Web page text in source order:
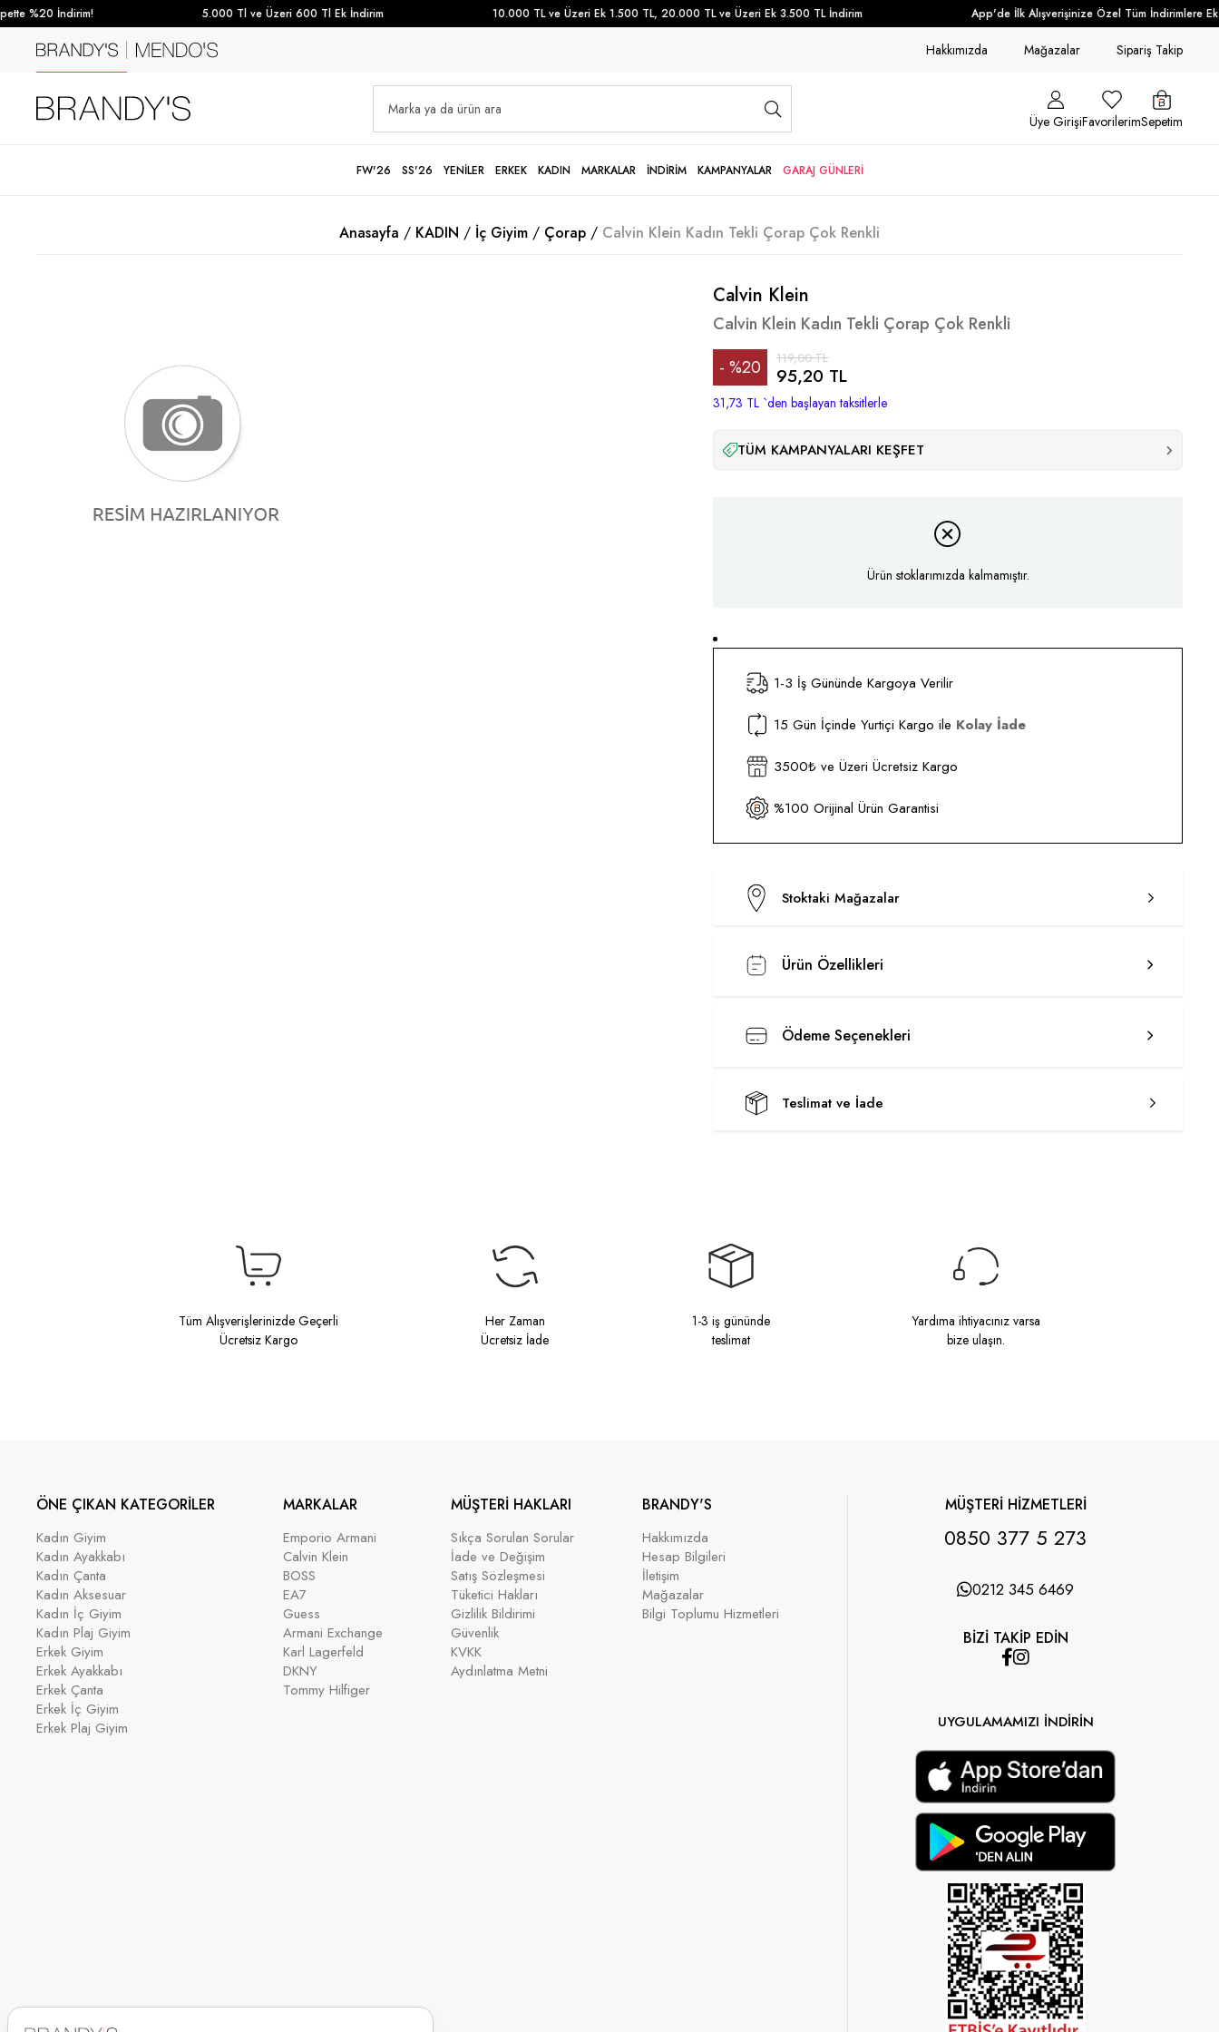
%20 İndirim! 5.000 Tl ve Üzeri 600 Tl Ek İndirim 10.000 TL ve Üzeri Ek 1.500 TL, 20.000 TL ve Üzeri Ek 3.500 TL İndirim App'de İlk Alışverişinize Özel Tüm İndirimlere Ek
Hakkımızda Mağazalar Sipariş Takip
Üye GirişiFavorilerimSepetim
FW'26 SS'26 YENİLER ERKEK KADIN MARKALAR İNDİRİM KAMPANYALAR GARAJ GÜNLERİ
Anasayfa KADIN İç Giyim Çorap Calvin Klein Kadın Tekli Çorap Çok Renkli
Calvin Klein
Calvin Klein Kadın Tekli Çorap Çok Renkli
%20
İndirim
119,00 TL
95,20 TL
31,73 TL `den başlayan taksitlerle
TÜM KAMPANYALARI KEŞFET
Ürün stoklarımızda kalmamıştır.
1-3 İş Gününde Kargoya Verilir
15 Gün İçinde Yurtiçi Kargo ile Kolay İade
3500₺ ve Üzeri Ücretsiz Kargo
%100 Orijinal Ürün Garantisi
Stoktaki Mağazalar
Ürün Özellikleri
Ödeme Seçenekleri
Teslimat ve İade
Tüm Alışverişlerinizde Geçerli
Ücretsiz Kargo
Her Zaman
Ücretsiz İade
1-3 iş gününde
teslimat
Yardıma ihtiyacınız varsa
bize ulaşın.
ÖNE ÇIKAN KATEGORİLER
Kadın Giyim
Kadın Ayakkabı
Kadın Çanta
Kadın Aksesuar
Kadın İç Giyim
Kadın Plaj Giyim
Erkek Giyim
Erkek Ayakkabı
Erkek Çanta
Erkek İç Giyim
Erkek Plaj Giyim
MARKALAR
Emporio Armani
Calvin Klein
BOSS
EA7
Guess
Armani Exchange
Karl Lagerfeld
DKNY
Tommy Hilfiger
MÜŞTERİ HAKLARI
Sıkça Sorulan Sorular
İade ve Değişim
Satış Sözleşmesi
Tüketici Hakları
Gizlilik Bildirimi
Güvenlik
KVKK
Aydınlatma Metni
BRANDY'S
Hakkımızda
Hesap Bilgileri
İletişim
Mağazalar
Bilgi Toplumu Hizmetleri
MÜŞTERİ HİZMETLERİ
0850 377 5 273
0212 345 6469
BİZİ TAKİP EDİN
UYGULAMAMIZI İNDİRİN